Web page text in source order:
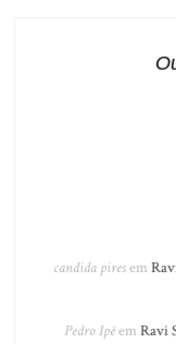
candida piresem
Pedro Ipêem Ravi